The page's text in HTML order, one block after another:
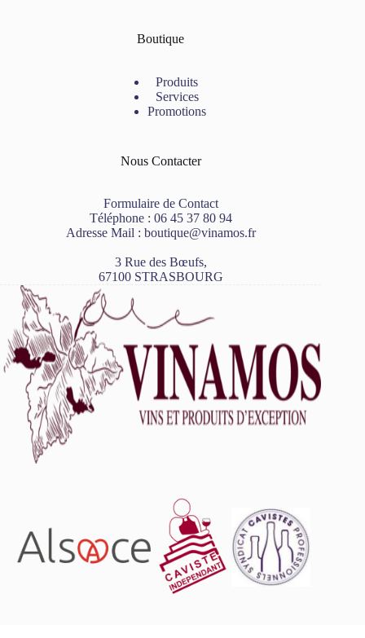
Boutique
Produits
Services
Promotions
Nous Contacter
Formulaire de Contact
Téléphone : 06 45 37 80 94
Adresse Mail : boutique@vinamos.fr
3 Rue des Bœufs,
67100 STRASBOURG